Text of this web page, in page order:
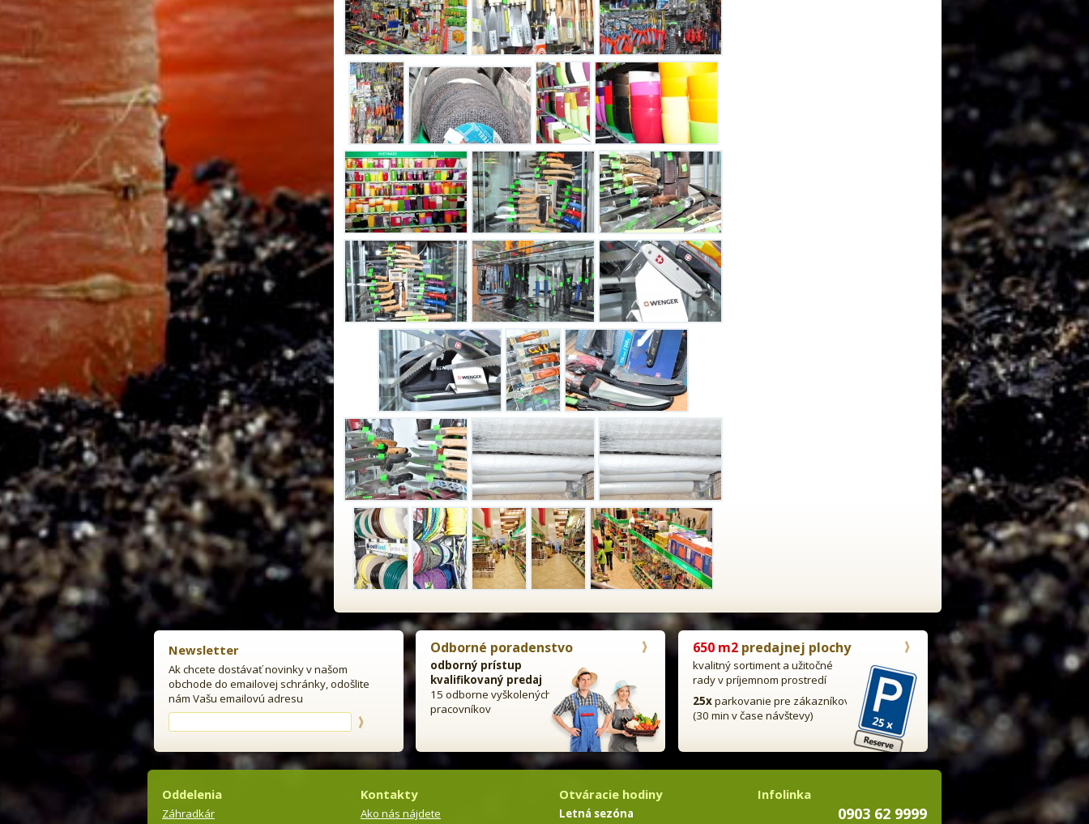
Newsletter
Ak chcete dostávať novinky v našom
obchode do emailovej schránky, odošlite
nám Vašu emailovú adresu
Odborné poradenstvo
odborný prístup
kvalifikovaný predaj
15 odborne vyškolených
pracovníkov
650 m2predajnej plochy
kvalitný sortiment a užitočné
rady v príjemnom prostredí
25xparkovanie pre zákazníkov
(30 min v čase návštevy)
Oddelenia
Záhradkár
Kontakty
Ako nás nájdete
Otváracie hodiny
Letná sezóna
Infolinka
0903 62 9999